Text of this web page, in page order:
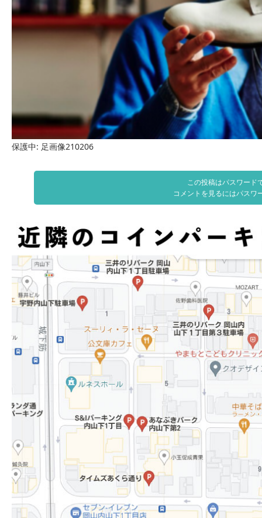
保護中: 足画像210206
この投稿はパスワード
コメントを見るにはパスワ